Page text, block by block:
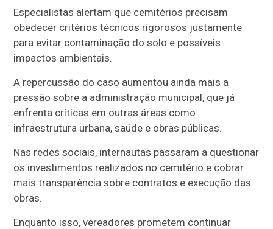
Especialistas alertam que cemitérios precisam
obedecer critérios técnicos rigorosos justamente
para evitar contaminação do solo e possíveis
impactos ambientais.
A repercussão do caso aumentou ainda mais a
pressão sobre a administração municipal, que já
enfrenta críticas em outras áreas como
infraestrutura urbana, saúde e obras públicas.
Nas redes sociais, internautas passaram a questionar
os investimentos realizados no cemitério e cobrar
mais transparência sobre contratos e execução das
obras.
Enquanto isso, vereadores prometem continuar